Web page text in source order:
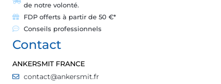
de notre volonté.
FDP offerts à partir de 50 €*
Conseils professionnels
Contact
ANKERSMIT FRANCE
contact@ankersmit.fr